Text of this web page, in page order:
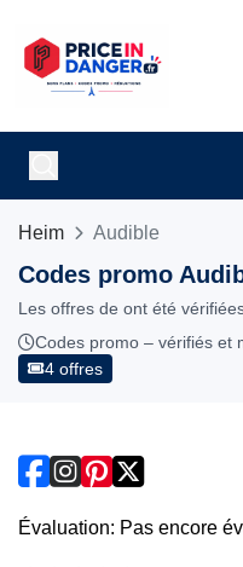
Heim Audible
Codes promo
Les offres de ont été
Codes promo – vérifiés et
4 offres
Évaluation: Pas encore